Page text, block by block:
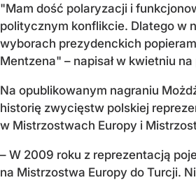
"Mam dość polaryzacji i
politycznym konflikcie. Dlatego w
wyborach prezydenckich popieram
Mentzena" – napisał w kwietniu
Na opublikowanym nagraniu
historię zwycięstw polskiej
w Mistrzostwach Europy i
– W 2009 roku z reprezentacją
na Mistrzostwa Europy do Turcji.